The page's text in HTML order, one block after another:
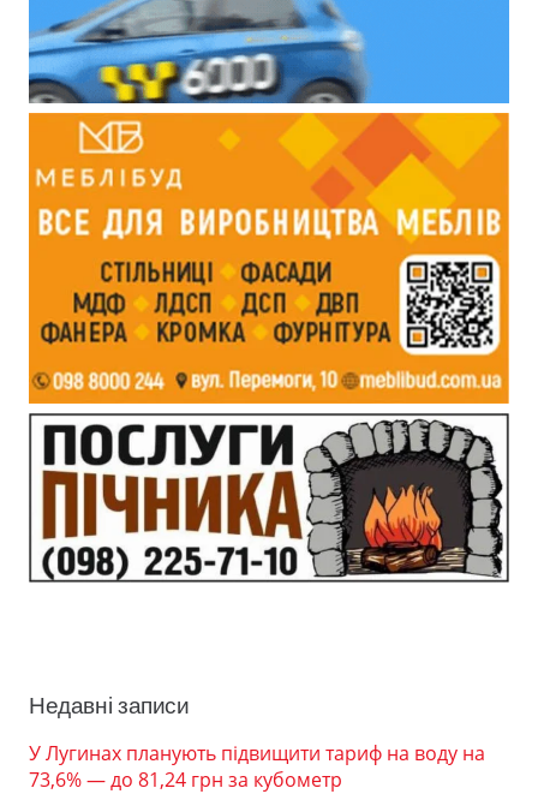
Недавні записи
У Лугинах планують підвищити тариф на воду на
73,6% — до 81,24 грн за кубометр